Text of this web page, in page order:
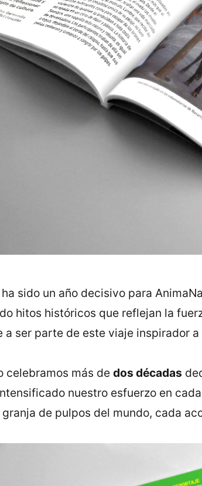
sido un año decisivo para
hitos históricos que reflejan la
a ser parte de este viaje inspirador
celebramos más de dos décadas
nuestro esfuerzo en
de pulpos del mundo, cada